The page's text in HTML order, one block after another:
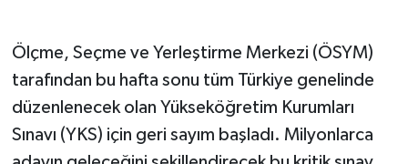
Ölçme, Seçme ve Yerleştirme Merkezi (ÖSYM)
tarafından bu hafta sonu tüm Türkiye genelinde
düzenlenecek olan Yükseköğretim Kurumları
Sınavı (YKS) için geri sayım başladı. Milyonlarca